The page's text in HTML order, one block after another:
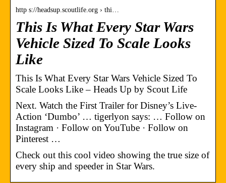
http s://headsup.scoutlife.org › thi…
This Is What Every Star Wars
Vehicle Sized To Scale Looks
Like
This Is What Every Star Wars Vehicle Sized To
Scale Looks Like – Heads Up by Scout Life
Next. Watch the First Trailer for Disney’s Live-
Action ‘Dumbo’ … tigerlyon says: … Follow on
Instagram · Follow on YouTube · Follow on
Pinterest …
Check out this cool video showing the true size of
every ship and speeder in Star Wars.